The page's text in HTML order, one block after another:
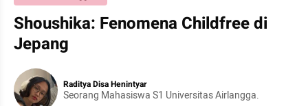
Shoushika: Fenomena Childfree di
Jepang
Raditya Disa Henintyar
Seorang Mahasiswa S1 Universitas Airlangga.